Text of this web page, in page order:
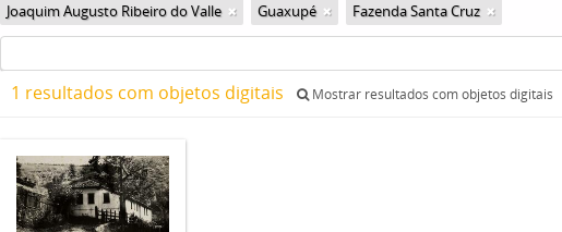
Joaquim Augusto Ribeiro do Valle Guaxupé Fazenda Santa Cruz
1 resultados com objetos digitais Mostrar resultados com objetos digitais